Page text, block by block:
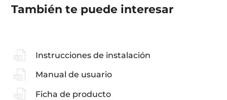
También te puede interesar
Instrucciones de instalación
Manual de usuario
Ficha de producto